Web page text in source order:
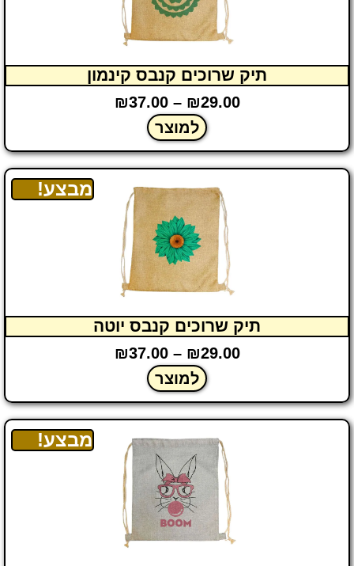
תיק שרוכים קנבס קינמון
₪29.00
–
₪37.00
למוצר
מבצע!
תיק שרוכים קנבס יוטה
₪29.00
–
₪37.00
למוצר
מבצע!